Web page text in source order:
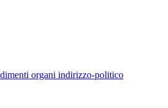
organi indirizzo-politico